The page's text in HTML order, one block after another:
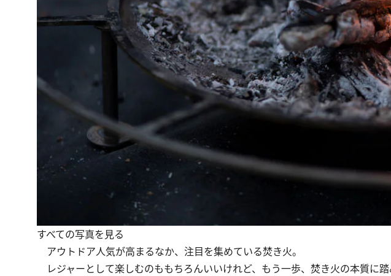
すべての写真を見る
アウトドア人気が高まるなか、注目を集めている焚き火。
レジャーとして楽しむのももちろんいいけれど、もう一歩、焚き火の本質に